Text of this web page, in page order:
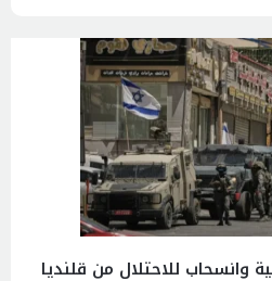
وانسحاب للاحتلال من قلنديا